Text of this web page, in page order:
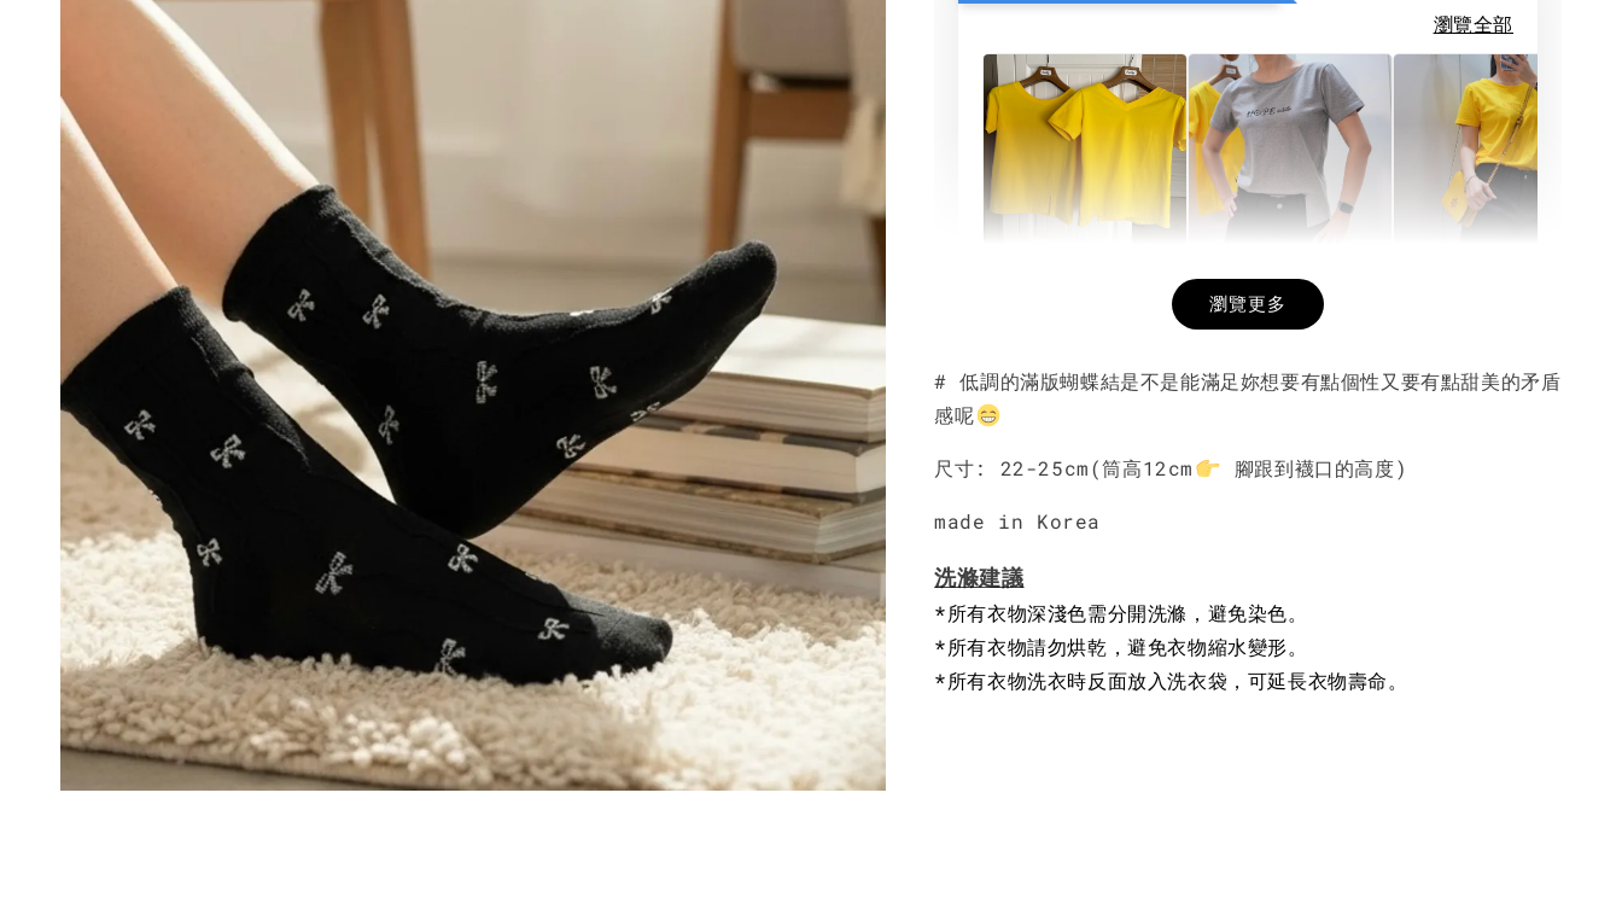
瀏覽全部
NT$ 190
NT$ 450
- +
希望相隨雙面T
NT$ 190
- +NT$ 190
-
瀏覽更多
# 低調的滿版蝴蝶結是不是能滿足妳想要有點個性又要有點甜美的矛盾
感呢
尺寸: 22-25cm(筒高12cm 腳跟到襪口的高度)
made in Korea
洗滌建議
*所有衣物深淺色需分開洗滌，避免染色。
*所有衣物請勿烘乾，避免衣物縮水變形。
*所有衣物洗衣時反面放入洗衣袋，可延長衣物壽命。